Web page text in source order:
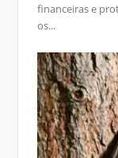
financeiras e
os...